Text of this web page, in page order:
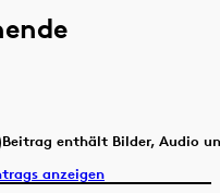
Beitrag enthält Bilder, Audio
anzeigen